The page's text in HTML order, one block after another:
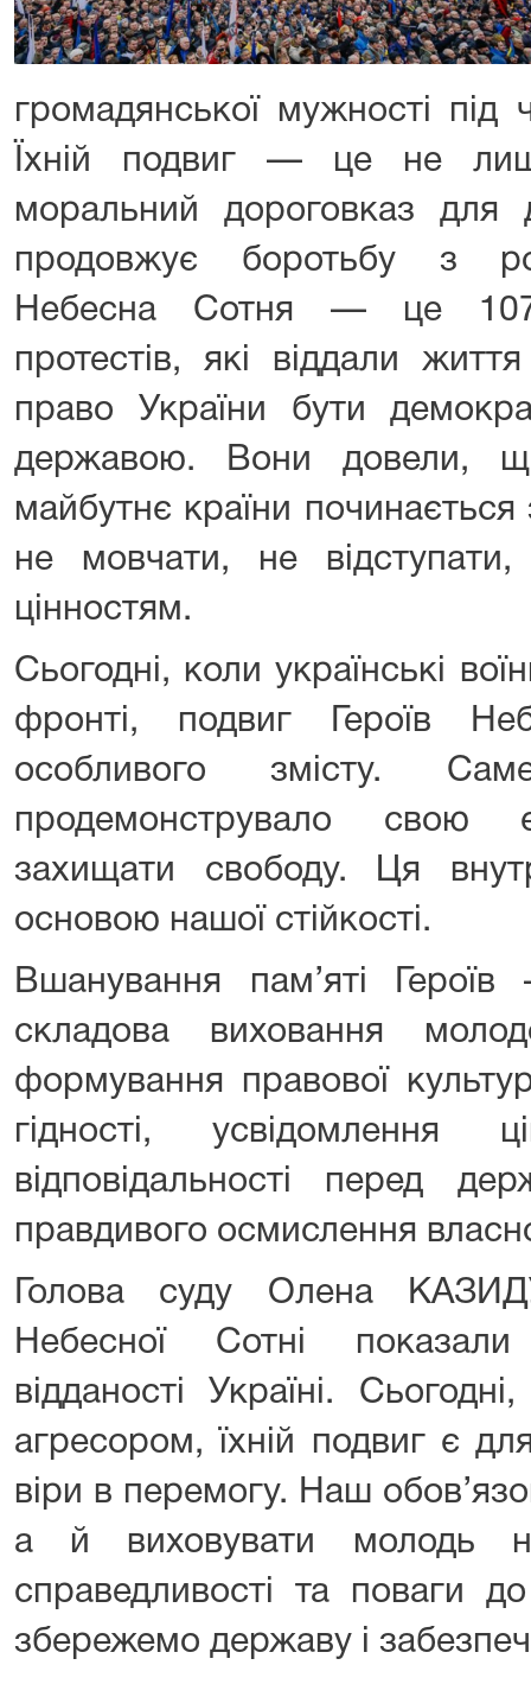
громадянської мужності під
Їхній подвиг — це не
моральний дороговказ для
продовжує боротьбу з
Небесна Сотня — це 107
протестів, які віддали
право України бути
державою. Вони довели, що
майбутнє країни
не мовчати, не
цінностям.
Сьогодні, коли українські
фронті, подвиг Героїв
особливого змісту.
продемонструвало свою
захищати свободу. Ця
основою нашої стійкості.
Вшанування пам’яті
складова виховання
формування правової
гідності, усвідомлення
відповідальності перед
правдивого осмислення
Голова суду Олена
Небесної Сотні
відданості Україні.
агресором, їхній подвиг є
віри в перемогу. Наш
а й виховувати молодь на
справедливості та поваги
збережемо державу і